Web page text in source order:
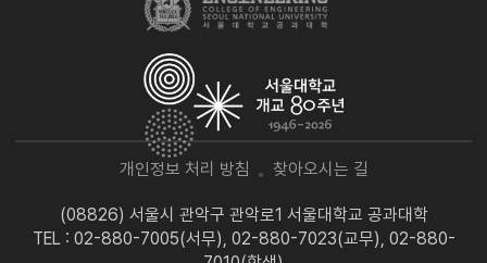
개인정보 처리 방침 찾아오시는 길
(08826) 서울시 관악구 관악로1 서울대학교 공과대학
TEL : 02-880-7005(서무), 02-880-7023(교무), 02-880-